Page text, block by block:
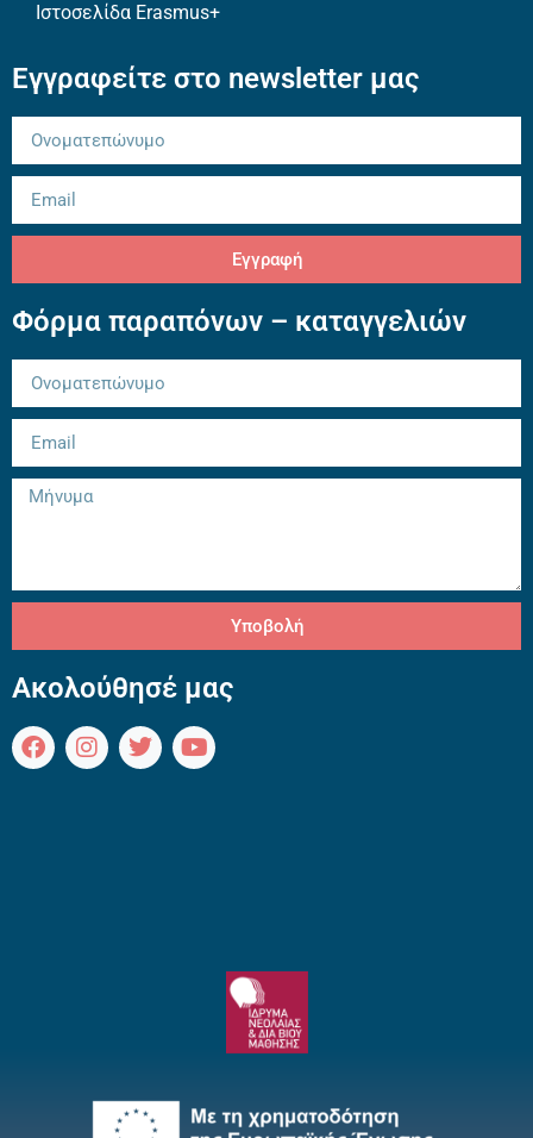
Ιστοσελίδα Erasmus+
Εγγραφείτε στο newsletter μας
Εγγραφή
Φόρμα παραπόνων – καταγγελιών
Υποβολή
Ακολούθησέ μας